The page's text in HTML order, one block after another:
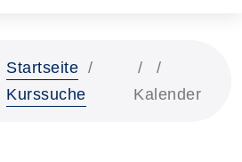
Startseite
Kurssuche
Kalender